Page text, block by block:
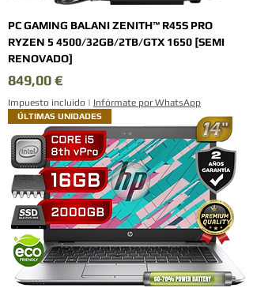
PC GAMING BALANI ZENITH™ R45S PRO
RYZEN 5 4500/32GB/2TB/GTX 1650 [SEMI
RENOVADO]
Precio
849,00 €
Impuesto incluido | Infórmate por WhatsApp
ÚLTIMAS UNIDADES